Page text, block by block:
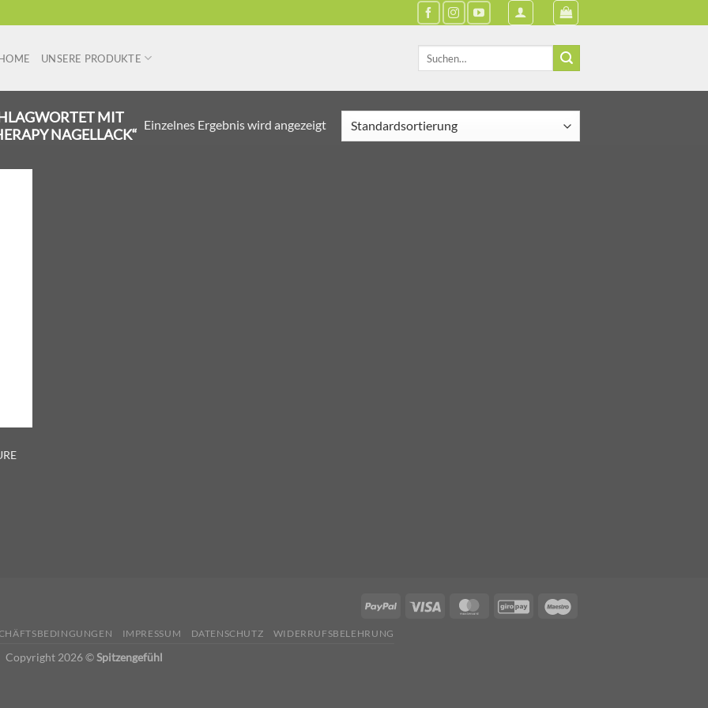
UNSERE PRODUKTE
MIT
NAGELLACK“
Einzelnes Ergebnis wird angezeigt
IMPRESSUM DATENSCHUTZ WIDERRUFSBELEHRUNG
Copyright 2026 ©Spitzengefühl